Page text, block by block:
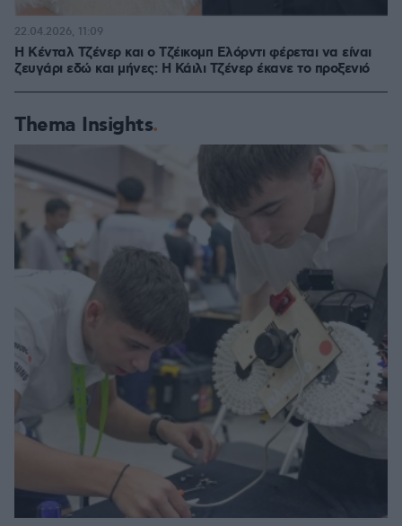
Η Κένταλ Τζένερ και ο Τζέικομπ Ελόρντι φέρεται να είναι
ζευγάρι εδώ και μήνες: Η Κάιλι Τζένερ έκανε το προξενιό
22.04.2026, 11:09
Thema Insights